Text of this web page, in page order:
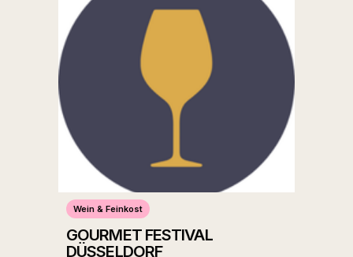
Wein & Feinkost
GOURMET FESTIVAL
DÜSSELDORF